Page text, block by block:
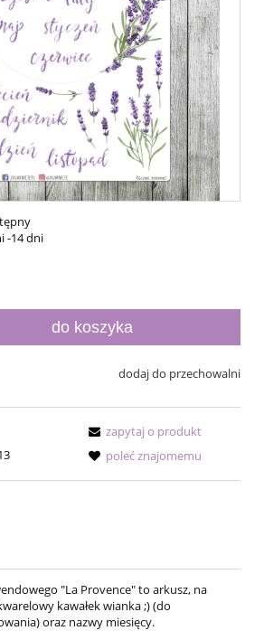
-14 dni
do koszyka
dodaj do przechowalni
zapytaj o produkt
poleć znajomemu
"La Provence" to arkusz, na
kawałek wianka ;) (do
oraz nazwy miesięcy.